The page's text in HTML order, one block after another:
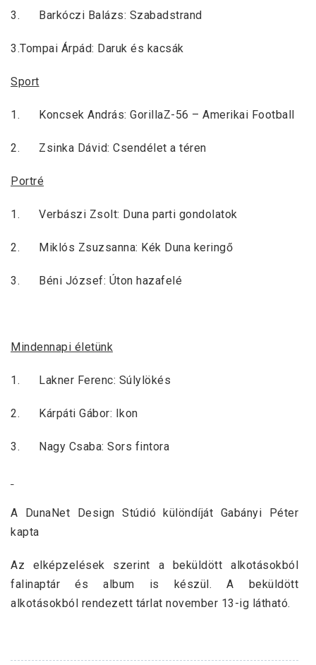
3. Barkóczi Balázs: Szabadstrand
3.Tompai Árpád: Daruk és kacsák
Sport
1. Koncsek András: GorillaZ-56 – Amerikai Football
2. Zsinka Dávid: Csendélet a téren
Portré
1. Verbászi Zsolt: Duna parti gondolatok
2. Miklós Zsuzsanna: Kék Duna keringő
3. Béni József: Úton hazafelé
Mindennapi életünk
1. Lakner Ferenc: Súlylökés
2. Kárpáti Gábor: Ikon
3. Nagy Csaba: Sors fintora
A DunaNet Design Stúdió különdíját Gabányi Péter
kapta
Az elképzelések szerint a beküldött alkotásokból
falinaptár és album is készül. A beküldött
alkotásokból rendezett tárlat november 13-ig látható.